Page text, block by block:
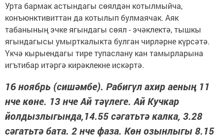
Урта бармак астындагы сөялдән котылмыйча,
конъюнктивиттан да котылып булмаячак. Аяк
табанының эчке ягындагы сөял - эчәклектә, тышкы
ягындагысы умырт­калыкта булган чирләрне күрсәтә.
Үкчә кырыендагы тире тупаслану кан тамырларына
игътибар итәргә кирәклекне искәртә.
16 ноябрь (сишәмбе). Рабигүл ахир аеның 11
нче көне. 13 нче Ай тәүлеге. Ай Кучкар
йолдызлыгында,14.55 сәгатьтә калка, 3.28
сәгатьтә бата. 2 нче фаза. Көн озынлыгы 8.15